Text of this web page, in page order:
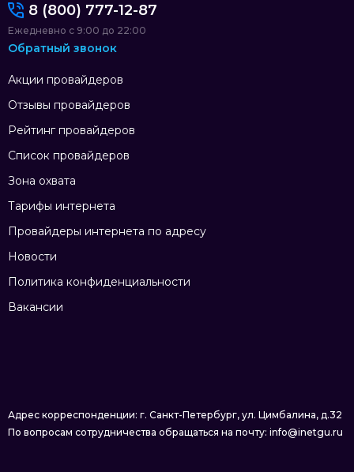
Акции провайдеров
Отзывы провайдеров
Рейтинг провайдеров
Список провайдеров
Зона охвата
Тарифы интернета
Провайдеры интернета по адресу
Новости
Политика конфиденциальности
Вакансии
8 (800) 777-12-87
Ежедневно с 9:00 до 22:00
Обратный звонок
Адрес корреспонденции: г. Санкт-Петербург, ул. Цимбалина, д.32
По вопросам сотрудничества обращаться на почту: info@inetgu.ru